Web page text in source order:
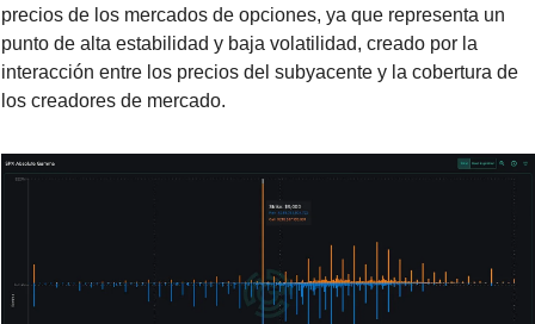
precios de los mercados de opciones, ya que representa un
punto de alta estabilidad y baja volatilidad, creado por la
interacción entre los precios del subyacente y la cobertura de
los creadores de mercado.